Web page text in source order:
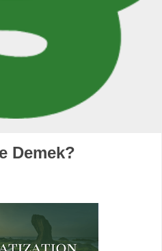
Demek?